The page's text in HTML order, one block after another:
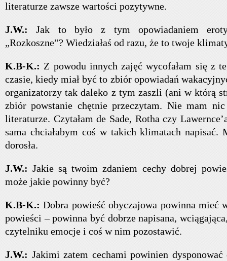
literaturze zawsze wartości pozytywne.
J.W.:Jak to było z tym opowiadaniem
„Rozkoszne”? Wiedziałaś od razu, że to twoje
K.B-K.: Z powodu innych zajęć wycofałam się z
czasie, kiedy miał być to zbiór opowiadań
organizatorzy tak daleko z tym zaszli (ani w którą
zbiór powstanie chętnie przeczytam. Nie mam
literaturze. Czytałam de Sade, Rotha czy
sama chciałabym coś w takich klimatach napisać.
dorosła.
J.W.:Jakie są twoim zdaniem cechy dobrej
może jakie powinny być?
K.B-K.:Dobra powieść obyczajowa powinna mieć
powieści – powinna być dobrze napisana,
czytelniku emocje i coś w nim pozostawić.
J.W.: Jakimi zatem cechami powinien